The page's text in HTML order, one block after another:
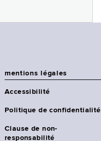
mentions légales
Accessibilité
Politique de confidentialité
Clause de non-
responsabilité